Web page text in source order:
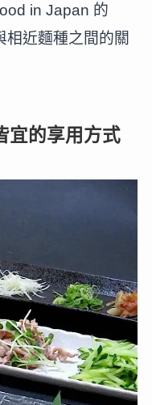
in Japan 的
相近麵種之間的關
宜的享用方式